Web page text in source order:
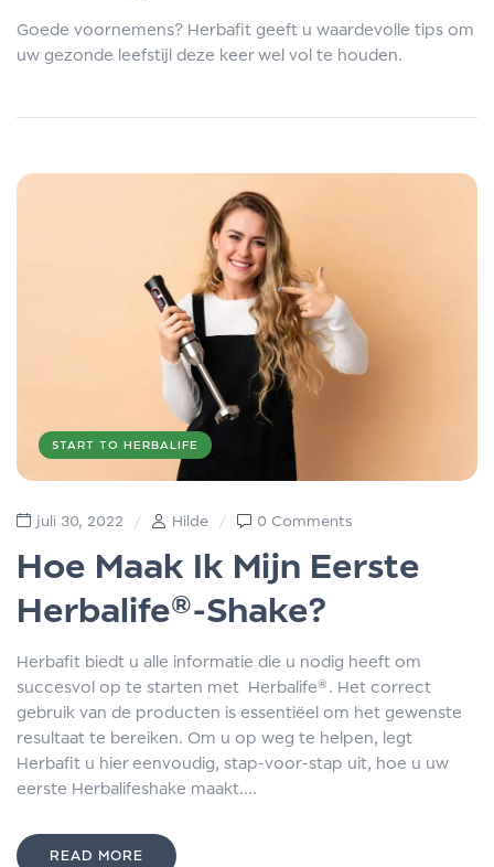
Goede voornemens? Herbafit geeft u waardevolle tips om
uw gezonde leefstijl deze keer wel vol te houden.
START TO HERBALIFE
juli 30, 2022 Hilde 0 Comments
Hoe Maak Ik Mijn Eerste
Herbalife®-Shake?
Herbafit biedt u alle informatie die u nodig heeft om
succesvol op te starten met Herbalife®. Het correct
gebruik van de producten is essentiëel om het gewenste
resultaat te bereiken. Om u op weg te helpen, legt
Herbafit u hier eenvoudig, stap-voor-stap uit, hoe u uw
eerste Herbalifeshake maakt....
READ MORE